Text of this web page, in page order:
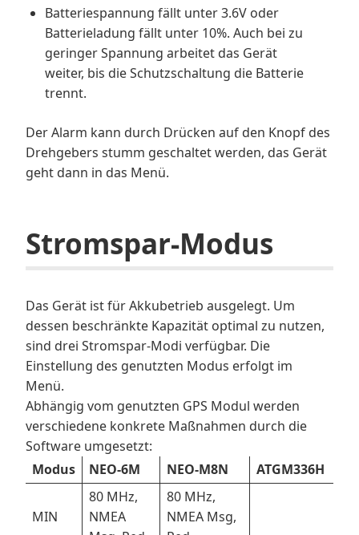
Batteriespannung fällt unter 3.6V oder
Batterieladung fällt unter 10%. Auch bei zu
geringer Spannung arbeitet das Gerät
weiter, bis die Schutzschaltung die Batterie
trennt.
Der Alarm kann durch Drücken auf den Knopf des
Drehgebers stumm geschaltet werden, das Gerät
geht dann in das Menü.
Stromspar-Modus
Das Gerät ist für Akkubetrieb ausgelegt. Um
dessen beschränkte Kapazität optimal zu nutzen,
sind drei Stromspar-Modi verfügbar. Die
Einstellung des genutzten Modus erfolgt im
Menü.
Abhängig vom genutzten GPS Modul werden
verschiedene konkrete Maßnahmen durch die
Software umgesetzt:
Modus
NEO-6M NEO-M8N ATGM336H
MIN
80 MHz,
NMEA
80 MHz,
NMEA Msg,